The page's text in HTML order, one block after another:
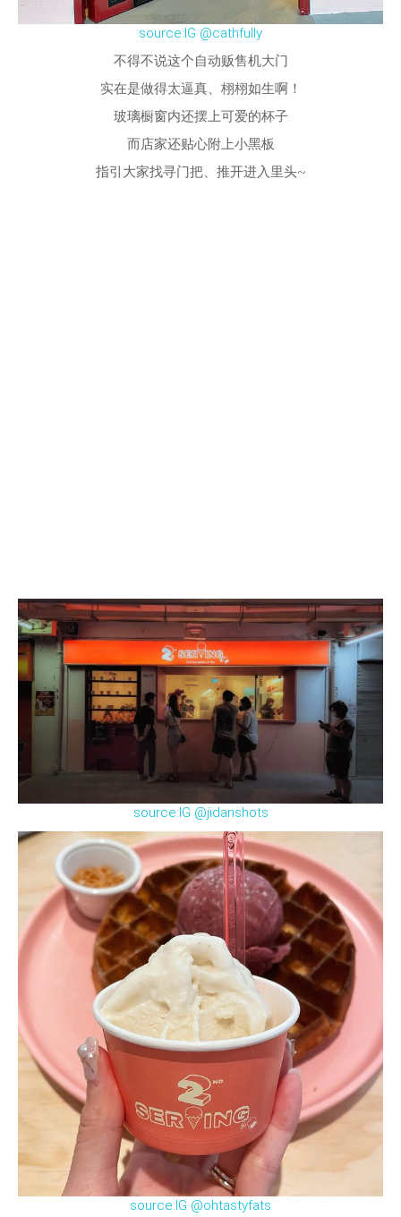
source:IG @cathfully
不得不说这个自动贩售机大门
实在是做得太逼真、栩栩如生啊！
玻璃橱窗内还摆上可爱的杯子
而店家还贴心附上小黑板
指引大家找寻门把、推开进入里头~
source:IG @jidanshots
source:IG @ohtastyfats